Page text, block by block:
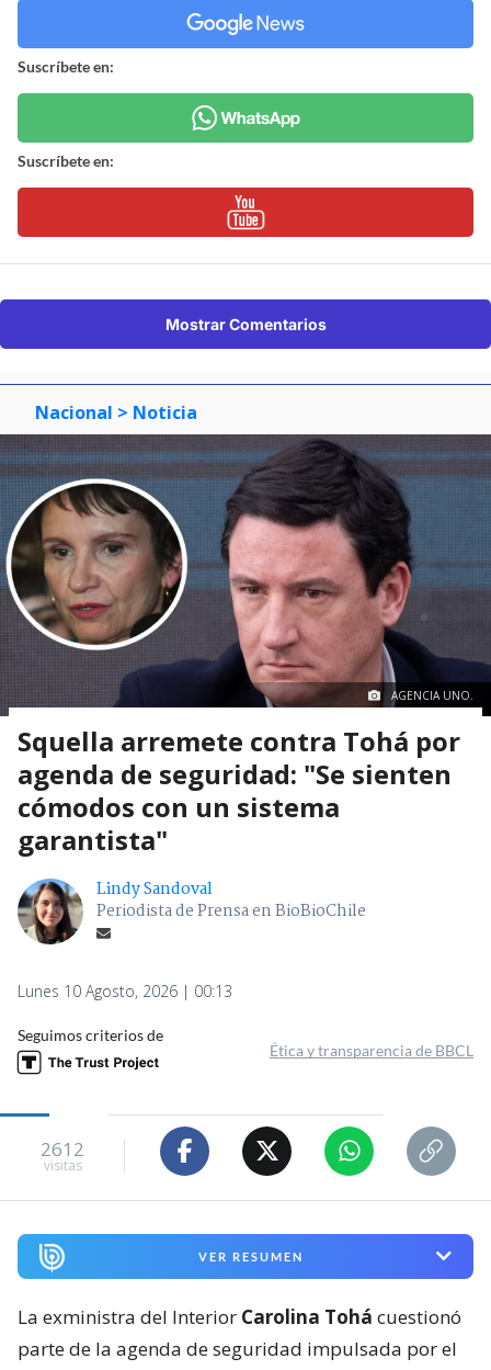
Suscríbete en:
Suscríbete en:
Mostrar Comentarios
Nacional > Noticia
AGENCIA UNO.
Squella arremete contra Tohá por
agenda de seguridad: "Se sienten
cómodos con un sistema
garantista"
Lindy Sandoval
Periodista de Prensa en BioBioChile
Lunes 10 Agosto, 2026 | 00:13
Seguimos criterios de
Ética y transparencia de BBCL
2612
visitas
VER RESUMEN
La exministra del Interior Carolina Tohá cuestionó
parte de la agenda de seguridad impulsada por el